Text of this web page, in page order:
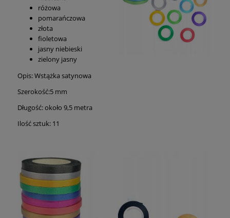
różowa
pomarańczowa
złota
fioletowa
jasny niebieski
zielony jasny
Opis: Wstążka satynowa
Szerokość:5 mm
Długość: około 9,5 metra
Ilość sztuk: 11